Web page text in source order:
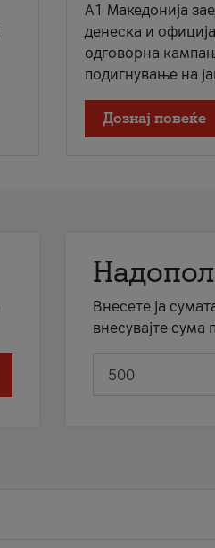
A1 Македонија
денеска и
одговорна
подигнување на
Дознај повеќе
Внесете ја
внесувајте